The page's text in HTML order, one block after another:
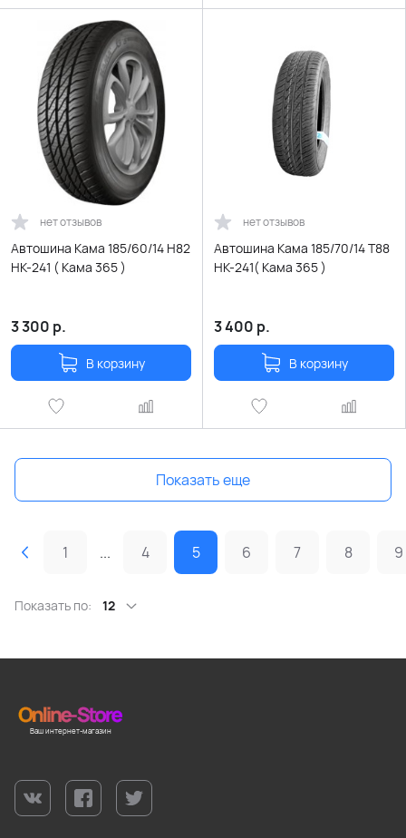
нет отзывов
Автошина Кама 185/60/14 Н82
НК-241 ( Кама 365 )
3 300 р.
В корзину
нет отзывов
Автошина Кама 185/70/14 T88
НК-241( Кама 365 )
3 400 р.
В корзину
Показать еще
1 ... 4 5 6 7 8 9
Показать по: 12
Ваш интернет-магазин